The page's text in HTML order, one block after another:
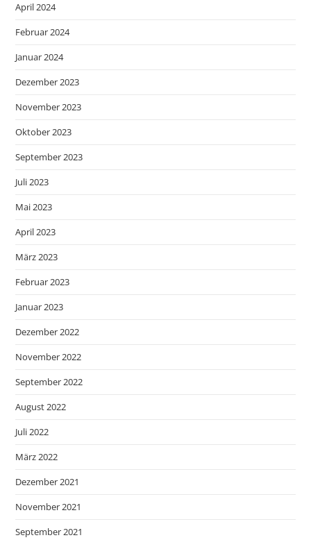
April 2024
Februar 2024
Januar 2024
Dezember 2023
November 2023
Oktober 2023
September 2023
Juli 2023
Mai 2023
April 2023
März 2023
Februar 2023
Januar 2023
Dezember 2022
November 2022
September 2022
August 2022
Juli 2022
März 2022
Dezember 2021
November 2021
September 2021